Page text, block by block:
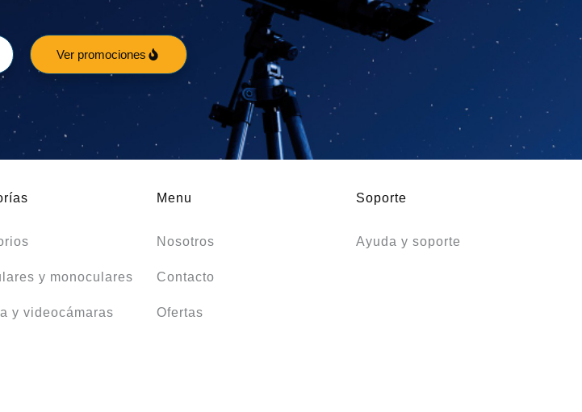
Ver promociones
y monoculares
y videocámaras
Menu
Nosotros
Contacto
Ofertas
Soporte
Ayuda y soporte